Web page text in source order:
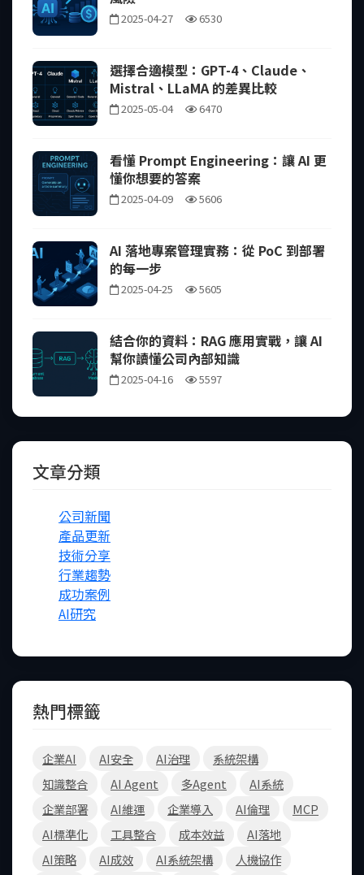
2025-04-27 6530
選擇合適模型：GPT-4、Claude、
Mistral、LLaMA 的差異比較
2025-05-04 6470
看懂 Prompt Engineering：讓 AI 更
懂你想要的答案
2025-04-09 5606
AI 落地專案管理實務：從 PoC 到部署
的每一步
2025-04-25 5605
結合你的資料：RAG 應用實戰，讓 AI
幫你讀懂公司內部知識
2025-04-16 5597
文章分類
公司新聞
產品更新
技術分享
行業趨勢
成功案例
AI研究
熱門標籤
企業AI AI安全 AI治理
系統架構
知識整合
AI Agent 多Agent
AI系統
企業部署
AI維運 企業導入 AI倫理
MCP
AI標準化
工具整合 成本效益
AI落地
AI策略
AI成效 AI系統架構
人機協作